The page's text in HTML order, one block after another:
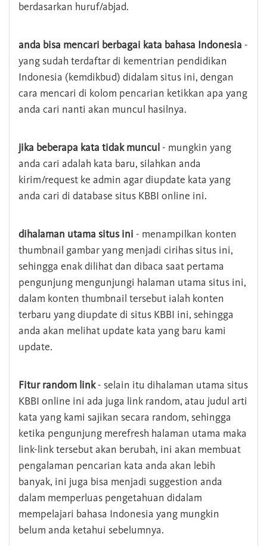
berdasarkan huruf/abjad.
anda bisa mencari berbagai kata bahasa Indonesia -
yang sudah terdaftar di kementrian pendidikan
Indonesia (kemdikbud) didalam situs ini, dengan
cara mencari di kolom pencarian ketikkan apa yang
anda cari nanti akan muncul hasilnya.
jika beberapa kata tidak muncul - mungkin yang
anda cari adalah kata baru, silahkan anda
kirim/request ke admin agar diupdate kata yang
anda cari di database situs KBBI online ini.
dihalaman utama situs ini - menampilkan konten
thumbnail gambar yang menjadi cirihas situs ini,
sehingga enak dilihat dan dibaca saat pertama
pengunjung mengunjungi halaman utama situs ini,
dalam konten thumbnail tersebut ialah konten
terbaru yang diupdate di situs KBBI ini, sehingga
anda akan melihat update kata yang baru kami
update.
Fitur random link- selain itu dihalaman utama situs
KBBI online ini ada juga link random, atau judul arti
kata yang kami sajikan secara random, sehingga
ketika pengunjung merefresh halaman utama maka
link-link tersebut akan berubah, ini akan membuat
pengalaman pencarian kata anda akan lebih
banyak, ini juga bisa menjadi suggestion anda
dalam memperluas pengetahuan didalam
mempelajari bahasa Indonesia yang mungkin
belum anda ketahui sebelumnya.